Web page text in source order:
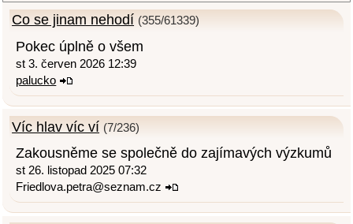
Co se jinam nehodí (355/61339)
Pokec úplně o všem
st 3. červen 2026 12:39
palucko
Víc hlav víc ví (7/236)
Zakousněme se společně do zajímavých výzkumů
st 26. listopad 2025 07:32
Friedlova.petra@seznam.cz